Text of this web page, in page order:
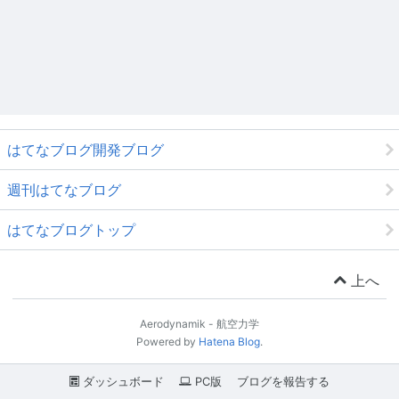
はてなブログ開発ブログ
週刊はてなブログ
はてなブログトップ
上へ
Aerodynamik - 航空力学
Powered by Hatena Blog.
ダッシュボード PC版 ブログを報告する